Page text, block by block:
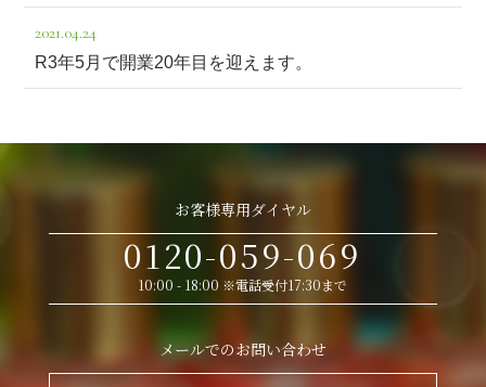
2021.04.24
R3年5月で開業20年目を迎えます。
お客様専用ダイヤル
0120-059-069
10:00 - 18:00 ※電話受付17:30まで
メールでのお問い合わせ